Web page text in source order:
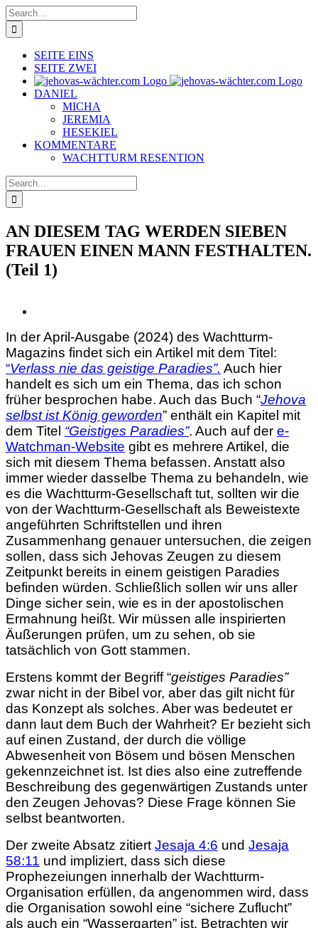
Skip
to
content
Search
for:
SEITE EINS
SEITE ZWEI
DANIEL
MICHA
JEREMIA
HESEKIEL
KOMMENTARE
WACHTTURM RESENTION
Search
for:
AN DIESEM TAG WERDEN SIEBEN
FRAUEN EINEN MANN FESTHALTEN.
(Teil 1)
Image
In der April-Ausgabe (2024) des Wachtturm-
Magazins findet sich ein Artikel mit dem Titel:
“Verlass nie das geistige Paradies”. Auch hier
handelt es sich um ein Thema, das ich schon
früher besprochen habe. Auch das Buch “Jehova
selbst ist König geworden” enthält ein Kapitel mit
dem Titel “Geistiges Paradies”. Auch auf der e-
Watchman-Website gibt es mehrere Artikel, die
sich mit diesem Thema befassen. Anstatt also
immer wieder dasselbe Thema zu behandeln, wie
es die Wachtturm-Gesellschaft tut, sollten wir die
von der Wachtturm-Gesellschaft als Beweistexte
angeführten Schriftstellen und ihren
Zusammenhang genauer untersuchen, die zeigen
sollen, dass sich Jehovas Zeugen zu diesem
Zeitpunkt bereits in einem geistigen Paradies
befinden würden. Schließlich sollen wir uns aller
Dinge sicher sein, wie es in der apostolischen
Ermahnung heißt. Wir müssen alle inspirierten
Äußerungen prüfen, um zu sehen, ob sie
tatsächlich von Gott stammen.
Erstens kommt der Begriff “geistiges Paradies”
zwar nicht in der Bibel vor, aber das gilt nicht für
das Konzept als solches. Aber was bedeutet er
dann laut dem Buch der Wahrheit? Er bezieht sich
auf einen Zustand, der durch die völlige
Abwesenheit von Bösem und bösen Menschen
gekennzeichnet ist. Ist dies also eine zutreffende
Beschreibung des gegenwärtigen Zustands unter
den Zeugen Jehovas? Diese Frage können Sie
selbst beantworten.
Der zweite Absatz zitiert Jesaja 4:6 und Jesaja
58:11 und impliziert, dass sich diese
Prophezeiungen innerhalb der Wachtturm-
Organisation erfüllen, da angenommen wird, dass
die Organisation sowohl eine “sichere Zuflucht”
als auch ein “Wassergarten” ist. Betrachten wir